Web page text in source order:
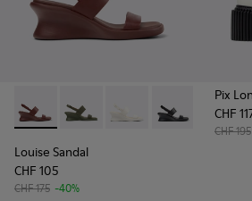
Louise Sandal - K201915-003 -
Louise Sandal - K201915-004
Louise Sandal -
Louise Sandal -
Louise Sandal
CHF 105
CHF 175 -40%
Pix
CHF
CHF 195